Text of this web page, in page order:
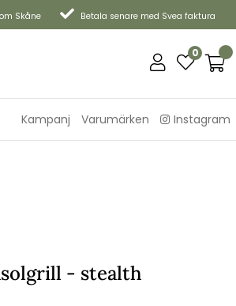
Skåne Betala senare med Svea faktura
0
Kampanj Varumärken Instagram
- stealth